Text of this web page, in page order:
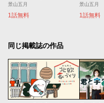
景山五月
1話無料
景山五月
1話無料
同じ掲載誌の作品